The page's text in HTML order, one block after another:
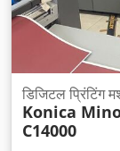
डिजिटल प्रिंटिंग
Konica
C14000